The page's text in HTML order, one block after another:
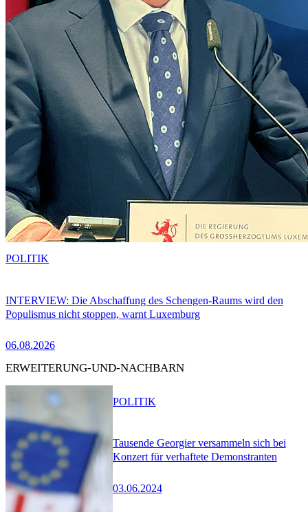
INTERVIEW: Die Abschaffung des Schengen-Raums wird den
Populismus nicht stoppen, warnt Luxemburg
06.08.2026
POLITIK
ERWEITERUNG-UND-NACHBARN
Tausende Georgier versammeln sich bei
Konzert für verhaftete Demonstranten
03.06.2024
POLITIK